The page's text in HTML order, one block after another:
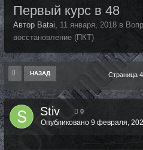
Первый курс в 48
Автор Batai, 11 января, 2018 в
восстановление (ПКТ)
НАЗАД Страница
Stiv 0
Опубликовано 9 февраля,